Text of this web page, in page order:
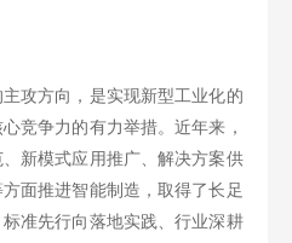
攻方向，是实现新型工业化的
竞争力的有力举措。近年来，
新模式应用推广、解决方案供
面推进智能制造，取得了长足
准先行向落地实践、行业深耕